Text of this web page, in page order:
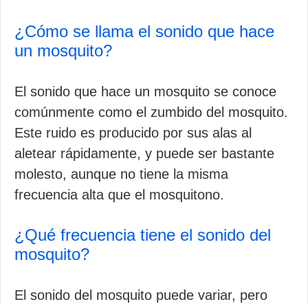
¿Cómo se llama el sonido que hace
un mosquito?
El sonido que hace un mosquito se conoce
comúnmente como el zumbido del mosquito.
Este ruido es producido por sus alas al
aletear rápidamente, y puede ser bastante
molesto, aunque no tiene la misma
frecuencia alta que el mosquitono.
¿Qué frecuencia tiene el sonido del
mosquito?
El sonido del mosquito puede variar, pero